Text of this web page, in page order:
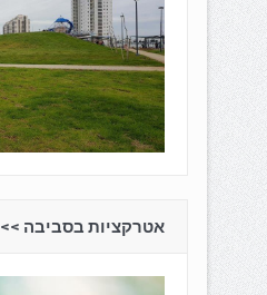
אטרקציות בסביבה <<